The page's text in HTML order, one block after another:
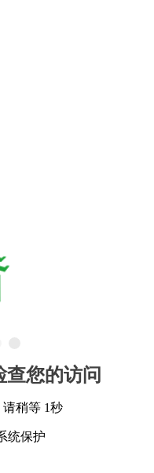
您的访问
稍等 1秒
统保护